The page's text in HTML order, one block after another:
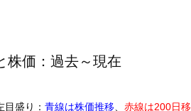
株価：過去～現在
盛り： 青線は株価推移、 赤線は200日